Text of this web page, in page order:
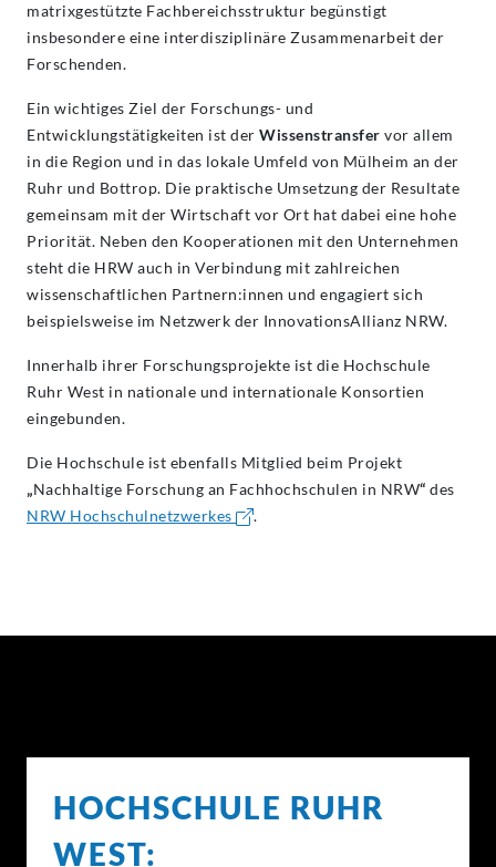
matrixgestützte Fachbereichsstruktur begünstigt
insbesondere eine interdisziplinäre Zusammenarbeit der
Forschenden.
Ein wichtiges Ziel der Forschungs- und
Entwicklungstätigkeiten ist der Wissenstransfer vor allem
in die Region und in das lokale Umfeld von Mülheim an der
Ruhr und Bottrop. Die praktische Umsetzung der Resultate
gemeinsam mit der Wirtschaft vor Ort hat dabei eine hohe
Priorität. Neben den Kooperationen mit den Unternehmen
steht die HRW auch in Verbindung mit zahlreichen
wissenschaftlichen Partnern:innen und engagiert sich
beispielsweise im Netzwerk der InnovationsAllianz NRW.
Innerhalb ihrer Forschungsprojekte ist die Hochschule
Ruhr West in nationale und internationale Konsortien
eingebunden.
Die Hochschule ist ebenfalls Mitglied beim Projekt
„Nachhaltige Forschung an Fachhochschulen in NRW“ des
NRW Hochschulnetzwerkes
.
HOCHSCHULE RUHR
WEST: